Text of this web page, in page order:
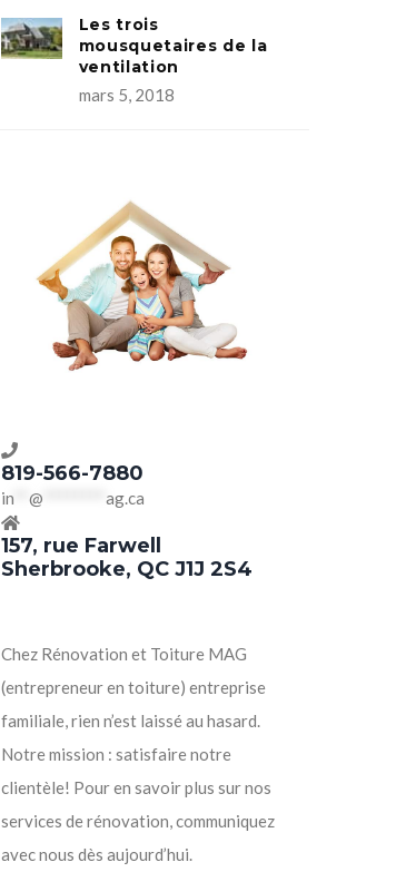
Les trois
mousquetaires de la
ventilation
mars 5, 2018
819-566-7880
in** @ ag.ca
157, rue Farwell
Sherbrooke, QC J1J 2S4
Chez Rénovation et Toiture MAG
(entrepreneur en toiture) entreprise
familiale, rien n’est laissé au hasard.
Notre mission : satisfaire notre
clientèle! Pour en savoir plus sur nos
services de rénovation, communiquez
avec nous dès aujourd’hui.